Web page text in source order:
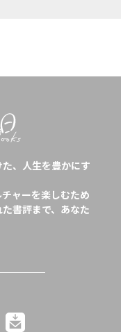
、人生を豊かにす
ャーを楽しむため
書評まで、あなた